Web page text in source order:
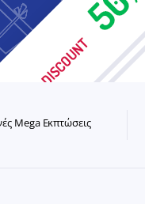
Mega Εκπτώσεις